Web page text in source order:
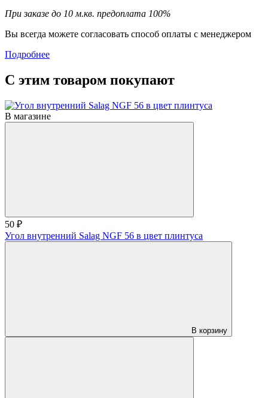
При заказе до 10 м.кв. предоплата 100%
Вы всегда можете согласовать способ оплаты с менеджером
Подробнее
С этим товаром покупают
В магазине
50 ₽
Угол внутренний Salag NGF 56 в цвет плинтуса
В корзину